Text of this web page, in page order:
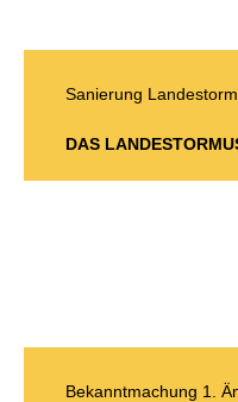
Sanierung
DAS
Bekanntmachung 1.